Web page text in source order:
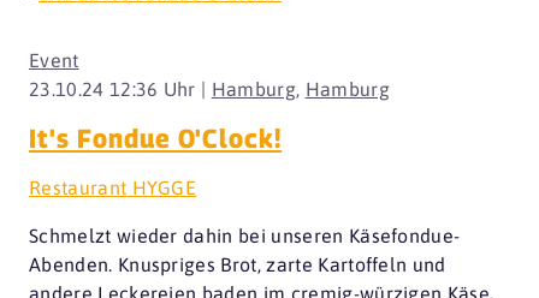
23.10.24 12:36 Uhr | Hamburg, Hamburg
Event
It's Fondue O'Clock!
Restaurant HYGGE
Schmelzt wieder dahin bei unseren Käsefondue-
Abenden. Knuspriges Brot, zarte Kartoffeln und
andere Leckereien baden im cremig-würzigen Käse,